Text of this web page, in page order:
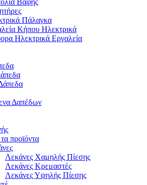
Πάλαγκα
Κήπου Ηλεκτρικά
Ηλεκτρικά Εργαλεία
Δαπέδων
προϊόντα
Λεκάνες Χαμηλής Πίεσης
Λεκάνες Κρεμαστές
Λεκάνες Υψηλής Πίεσης